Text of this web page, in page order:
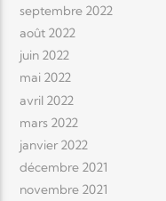
septembre 2022
août 2022
juin 2022
mai 2022
avril 2022
mars 2022
janvier 2022
décembre 2021
novembre 2021